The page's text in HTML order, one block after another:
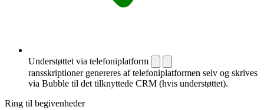
Understøttet via telefoniplatform
ransskriptioner genereres af telefoniplatformen selv og skrives
via Bubble til det tilknyttede CRM (hvis understøttet).
Ring til begivenheder